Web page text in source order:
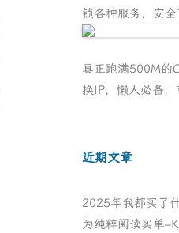
锁各种服务，安全
真正跑满500M的
换IP，懒人必备，
近期文章
2025年我都买了
为纯粹阅读买单